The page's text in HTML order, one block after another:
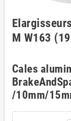
M W163
Cales
/10mm/